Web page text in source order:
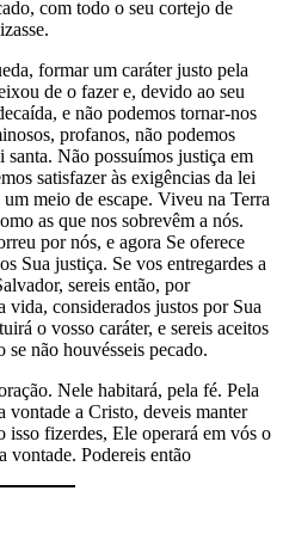
com todo o seu cortejo de
formar um caráter justo pela
de o fazer e, devido ao seu
e não podemos tornar-nos
profanos, não podemos
santa. Não possuímos justiça em
satisfazer às exigências da lei
meio de escape. Viveu na Terra
as que nos sobrevêm a nós.
por nós, e agora Se oferece
Sua justiça. Se vos entregardes a
sereis então, por
vida, considerados justos por Sua
o vosso caráter, e sereis aceitos
não houvésseis pecado.
Nele habitará, pela fé. Pela
vontade a Cristo, deveis manter
isso fizerdes, Ele operará em vós o
vontade. Podereis então